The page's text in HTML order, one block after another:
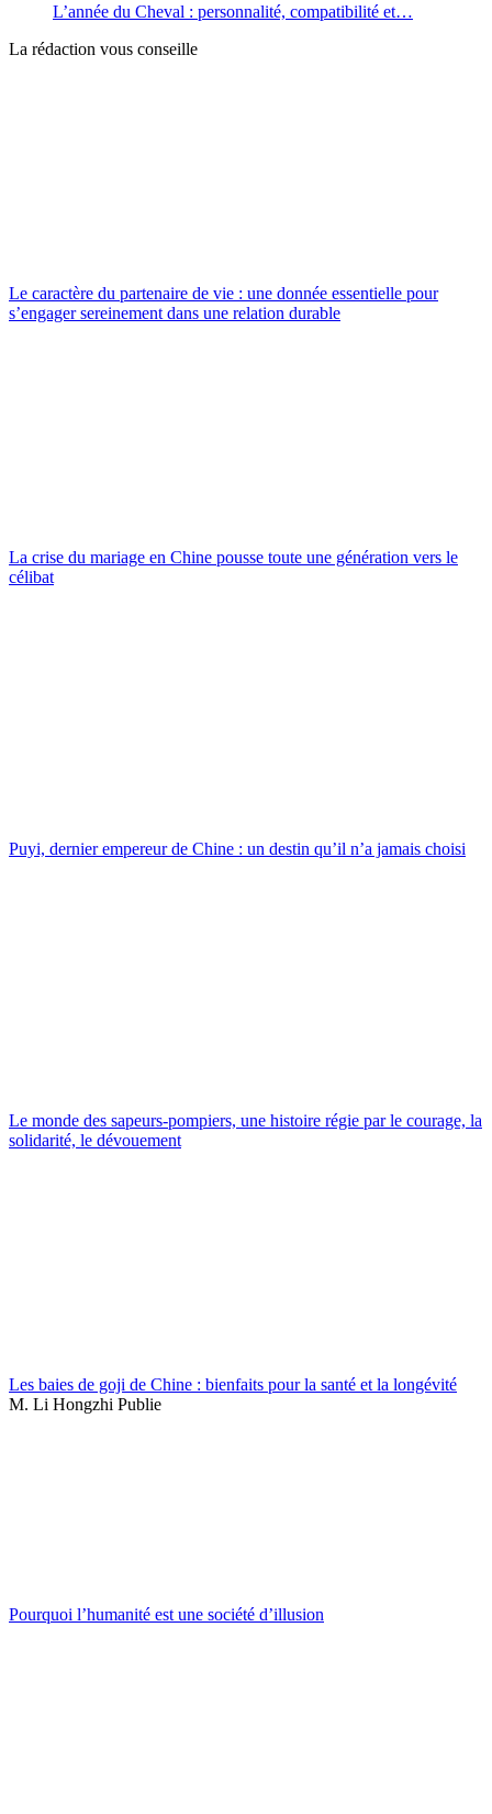
L’année du Cheval : personnalité, compatibilité et…
La rédaction vous conseille
Le caractère du partenaire de vie : une donnée essentielle pour
s’engager sereinement dans une relation durable
La crise du mariage en Chine pousse toute une génération vers le
célibat
Puyi, dernier empereur de Chine : un destin qu’il n’a jamais choisi
Le monde des sapeurs-pompiers, une histoire régie par le courage, la
solidarité, le dévouement
Les baies de goji de Chine : bienfaits pour la santé et la longévité
M. Li Hongzhi Publie
Pourquoi l’humanité est une société d’illusion